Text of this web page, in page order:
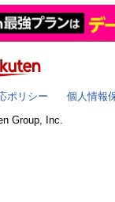
ポリシー
個人情報
Group, Inc.